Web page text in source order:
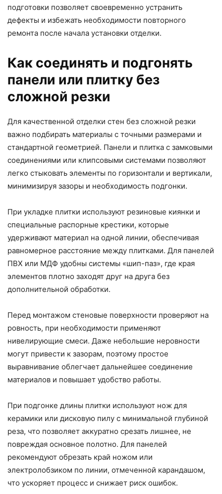
подготовки позволяет своевременно устранить
дефекты и избежать необходимости повторного
ремонта после начала установки отделки.
Как соединять и подгонять
панели или плитку без
сложной резки
Для качественной отделки стен без сложной резки
важно подбирать материалы с точными размерами и
стандартной геометрией. Панели и плитка с замковыми
соединениями или клипсовыми системами позволяют
легко стыковать элементы по горизонтали и вертикали,
минимизируя зазоры и необходимость подгонки.
При укладке плитки используют резиновые киянки и
специальные распорные крестики, которые
удерживают материал на одной линии, обеспечивая
равномерное расстояние между плитками. Для панелей
ПВХ или МДФ удобны системы «шип-паз», где края
элементов плотно заходят друг на друга без
дополнительной обработки.
Перед монтажом стеновые поверхности проверяют на
ровность, при необходимости применяют
нивелирующие смеси. Даже небольшие неровности
могут привести к зазорам, поэтому простое
выравнивание облегчает дальнейшее соединение
материалов и повышает удобство работы.
При подгонке длины плитки используют нож для
керамики или дисковую пилу с минимальной глубиной
реза, что позволяет аккуратно срезать лишнее, не
повреждая основное полотно. Для панелей
рекомендуют обрезать край ножом или
электролобзиком по линии, отмеченной карандашом,
что ускоряет процесс и снижает риск ошибок.